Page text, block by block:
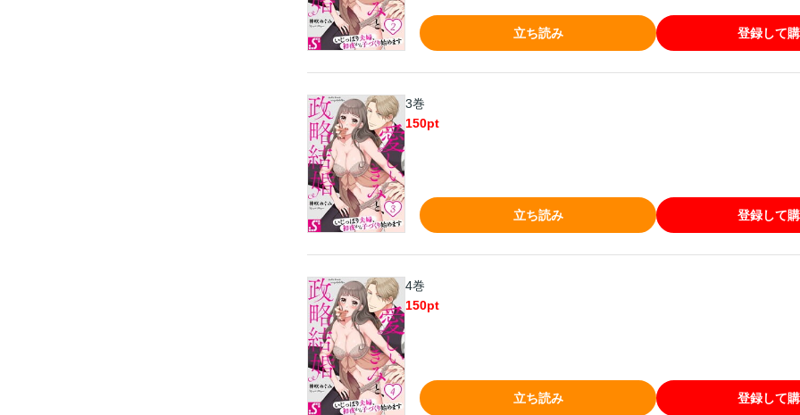
立ち読み 登録して
3巻
150pt
立ち読み 登録して
4巻
150pt
立ち読み 登録して